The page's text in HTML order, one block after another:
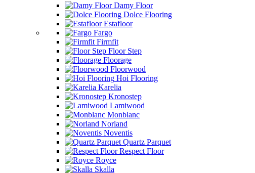
Damy Floor
Dolce Flooring
Estafloor
Fargo
Firmfit
Floor Step
Floorage
Floorwood
Hoi Flooring
Karelia
Kronostep
Lamiwood
Monblanc
Norland
Noventis
Quartz Parquet
Respect Floor
Royce
Skalla